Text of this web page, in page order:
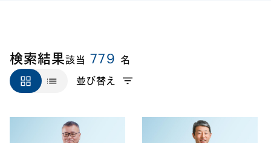
検索結果該当 779 名
並び替え